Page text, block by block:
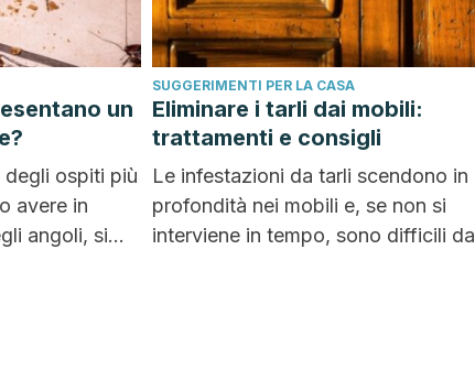
un
ospiti più
avere in
angoli, si
SUGGERIMENTI PER LA CASA
Eliminare i tarli dai mobili:
trattamenti e consigli
Le infestazioni da tarli scendono in
profondità nei mobili e, se non si
interviene in tempo, sono difficili da